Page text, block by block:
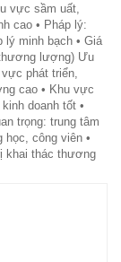
vực sầm uất,
cao • Pháp lý:
lý minh bạch • Giá
lượng) Ưu
phát triển,
cao • Khu vực
doanh tốt •
trọng: trung tâm
công viên •
khai thác thương